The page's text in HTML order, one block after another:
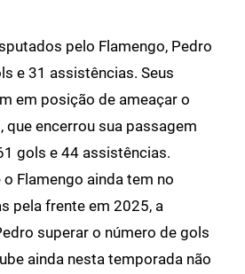
pelo Flamengo, Pedro
e 31 assistências. Seus
em posição de ameaçar o
que encerrou sua passagem
gols e 44 assistências.
Flamengo ainda tem no
pela frente em 2025, a
superar o número de gols
ainda nesta temporada não